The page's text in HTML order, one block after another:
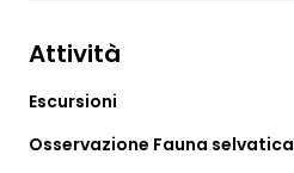
Attività
Escursioni
Osservazione Fauna selvatica